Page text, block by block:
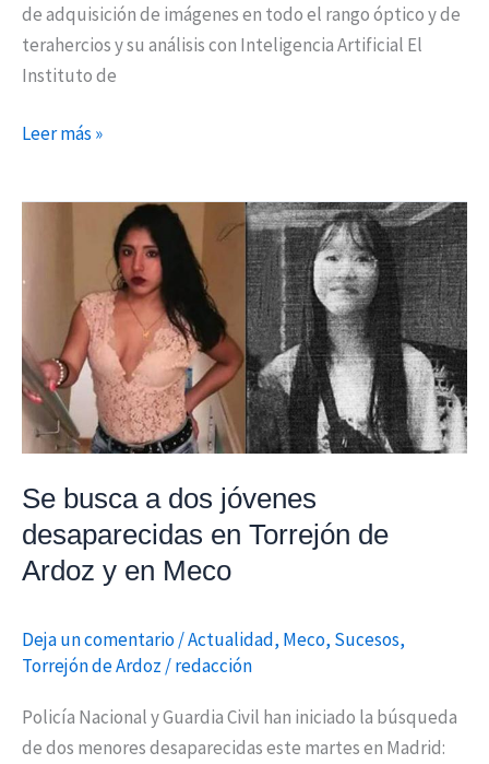
de adquisición de imágenes en todo el rango óptico y de
terahercios y su análisis con Inteligencia Artificial El
Instituto de
Leer más »
Se busca a dos jóvenes
desaparecidas en Torrejón de
Ardoz y en Meco
Deja un comentario/Actualidad, Meco, Sucesos,
Torrejón de Ardoz /redacción
Policía Nacional y Guardia Civil han iniciado la búsqueda
de dos menores desaparecidas este martes en Madrid:
a
jóvenes
desaparecidas
en
Torrejón
de
Ardoz
en
Meco